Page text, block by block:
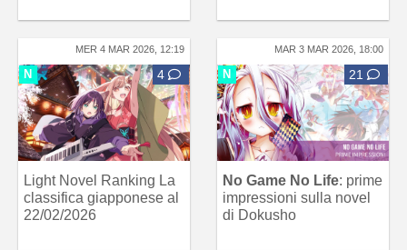
MER 4 MAR 2026, 12:19
N 4
Light Novel Ranking La
classifica giapponese al
22/02/2026
MAR 3 MAR 2026, 18:00
N 21
No Game No Life: prime
impressioni sulla novel
di Dokusho